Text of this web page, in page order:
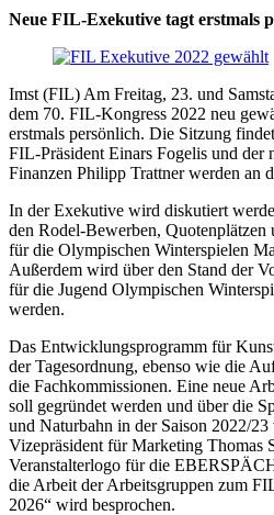
Neue FIL-Exekutive tagt erstmals
Imst (FIL) Am Freitag, 23. und
dem 70. FIL-Kongress 2022 neu
erstmals persönlich. Die Sitzung
FIL-Präsident Einars Fogelis und der
Finanzen Philipp Trattner werden an
In der Exekutive wird diskutiert
den Rodel-Bewerben, Quotenplätzen
für die Olympischen Winterspielen
Außerdem wird über den Stand der
für die Jugend Olympischen
werden.
Das Entwicklungsprogramm für
der Tagesordnung, ebenso wie die
die Fachkommissionen. Eine neue
soll gegründet werden und über die
und Naturbahn in der Saison 2022/
Vizepräsident für Marketing Thomas
Veranstalterlogo für die
die Arbeit der Arbeitsgruppen zum
2026“ wird besprochen.